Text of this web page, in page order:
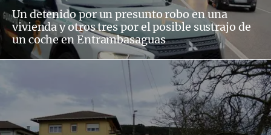
Un detenido por un presunto robo en una
vivienda y otros tres por el posible sustrajo de
un coche en Entrambasaguas